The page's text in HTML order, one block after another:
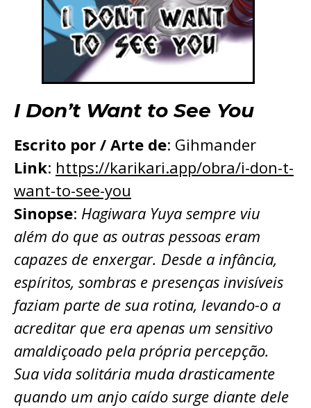
I Don’t Want to See You
Escrito por / Arte de: Gihmander
Link: https://karikari.app/obra/i-don-t-
want-to-see-you
Sinopse: Hagiwara Yuya sempre viu
além do que as outras pessoas eram
capazes de enxergar. Desde a infância,
espíritos, sombras e presenças invisíveis
faziam parte de sua rotina, levando-o a
acreditar que era apenas um sensitivo
amaldiçoado pela própria percepção.
Sua vida solitária muda drasticamente
quando um anjo caído surge diante dele